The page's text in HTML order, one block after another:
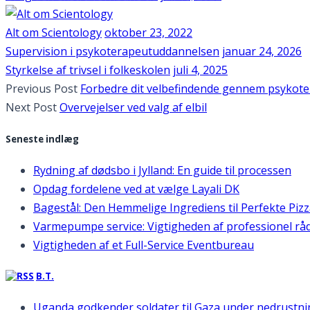
Alt om Scientologyoktober 23, 2022
Supervision i psykoterapeutuddannelsen januar 24, 2026
Styrkelse af trivsel i folkeskolen juli 4, 2025
Previous Post Forbedre dit velbefindende gennem
Next PostOvervejelser ved valg af elbil
Seneste indlæg
Rydning af dødsbo i Jylland: En guide til processen
Opdag fordelene ved at vælge Layali DK
Bagestål: Den Hemmelige Ingrediens til Perfekte
Varmepumpe service: Vigtigheden af professionel
Vigtigheden af et Full-Service Eventbureau
B.T.